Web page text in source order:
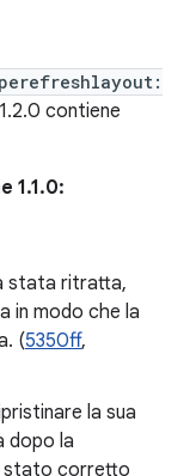
contiene
1.1.0:
stata ritratta,
in modo che la
(5350ff,
la sua
dopo la
stato corretto